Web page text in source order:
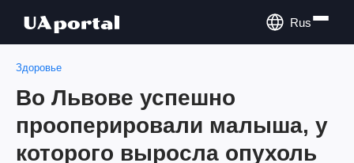
Rus
Здоровье
Во Львове успешно
прооперировали малыша, у
которого выросла опухоль